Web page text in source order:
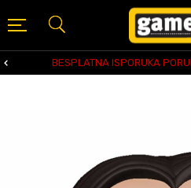
BESPLATNA ISPORUKA